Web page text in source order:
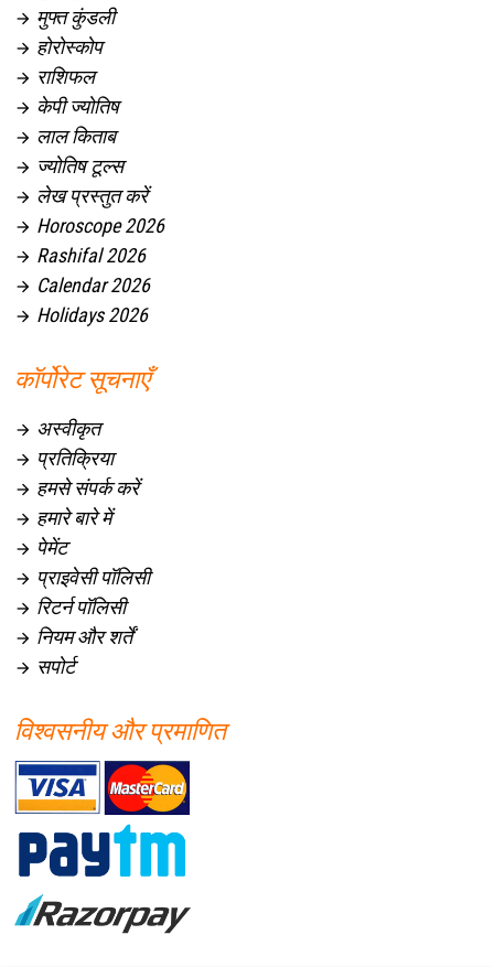
 मुफ्त कुंडली
 होरोस्कोप
 राशिफल
 केपी ज्योतिष
 लाल किताब
 ज्योतिष टूल्स
 लेख प्रस्तुत करें
 Horoscope 2026
 Rashifal 2026
 Calendar 2026
 Holidays 2026
कॉर्पोरेट सूचनाएँ
 अस्वीकृत
 प्रतिक्रिया
 हमसे संपर्क करें
 हमारे बारे में
 पेमेंट
 प्राइवेसी पॉलिसी
 रिटर्न पॉलिसी
 नियम और शर्तें
 सपोर्ट
विश्वसनीय और प्रमाणित